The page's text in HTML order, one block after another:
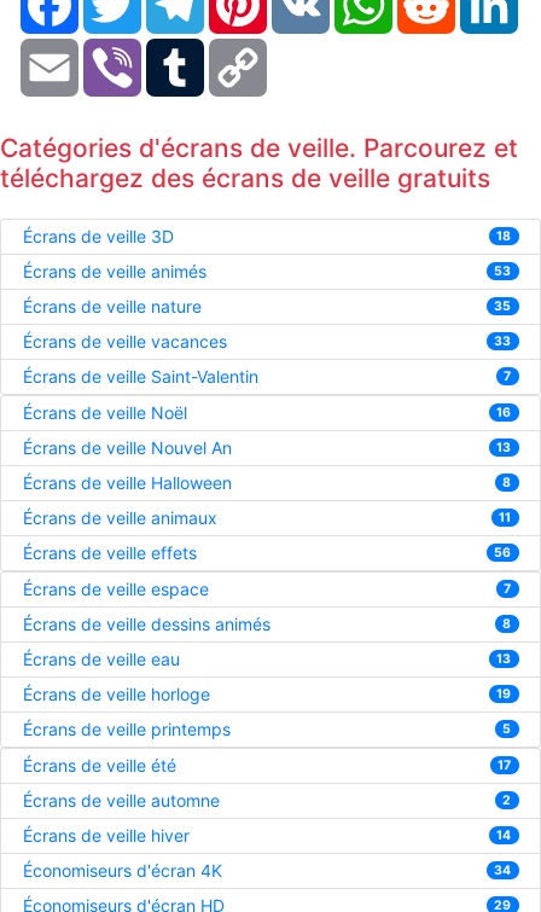
Email Viber Tumblr
Catégories d'écrans de veille. Parcourez et
téléchargez des écrans de veille gratuits
Écrans de veille 3D 18
Écrans de veille animés 53
Écrans de veille nature 35
Écrans de veille vacances 33
Écrans de veille Saint-Valentin 7
Écrans de veille Noël 16
Écrans de veille Nouvel An 13
Écrans de veille Halloween 8
Écrans de veille animaux 11
Écrans de veille effets 56
Écrans de veille espace 7
Écrans de veille dessins animés 8
Écrans de veille eau 13
Écrans de veille horloge 19
Écrans de veille printemps 5
Écrans de veille été 17
Écrans de veille automne 2
Écrans de veille hiver 14
Économiseurs d'écran 4K 34
Économiseurs d'écran HD 29